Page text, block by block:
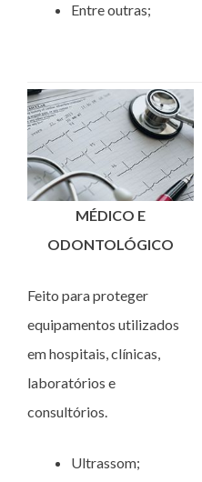
Entre outras;
MÉDICO E
ODONTOLÓGICO
Feito para proteger
equipamentos utilizados
em hospitais, clínicas,
laboratórios e
consultórios.
Ultrassom;